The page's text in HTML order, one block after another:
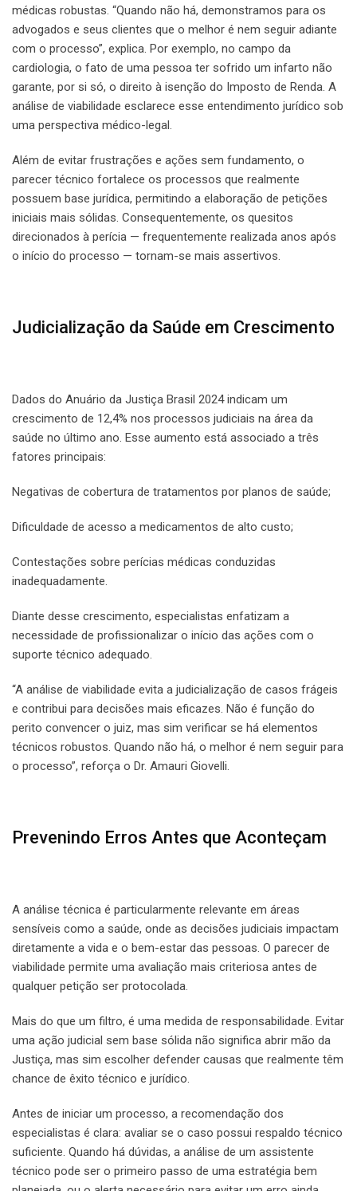
médicas robustas. “Quando não há, demonstramos para os
advogados e seus clientes que o melhor é nem seguir adiante
com o processo”, explica. Por exemplo, no campo da
cardiologia, o fato de uma pessoa ter sofrido um infarto não
garante, por si só, o direito à isenção do Imposto de Renda. A
análise de viabilidade esclarece esse entendimento jurídico sob
uma perspectiva médico-legal.
Além de evitar frustrações e ações sem fundamento, o
parecer técnico fortalece os processos que realmente
possuem base jurídica, permitindo a elaboração de petições
iniciais mais sólidas. Consequentemente, os quesitos
direcionados à perícia — frequentemente realizada anos após
o início do processo — tornam-se mais assertivos.
Judicialização da Saúde em Crescimento
Dados do Anuário da Justiça Brasil 2024 indicam um
crescimento de 12,4% nos processos judiciais na área da
saúde no último ano. Esse aumento está associado a três
fatores principais:
Negativas de cobertura de tratamentos por planos de saúde;
Dificuldade de acesso a medicamentos de alto custo;
Contestações sobre perícias médicas conduzidas
inadequadamente.
Diante desse crescimento, especialistas enfatizam a
necessidade de profissionalizar o início das ações com o
suporte técnico adequado.
“A análise de viabilidade evita a judicialização de casos frágeis
e contribui para decisões mais eficazes. Não é função do
perito convencer o juiz, mas sim verificar se há elementos
técnicos robustos. Quando não há, o melhor é nem seguir para
o processo”, reforça o Dr. Amauri Giovelli.
Prevenindo Erros Antes que Aconteçam
A análise técnica é particularmente relevante em áreas
sensíveis como a saúde, onde as decisões judiciais impactam
diretamente a vida e o bem-estar das pessoas. O parecer de
viabilidade permite uma avaliação mais criteriosa antes de
qualquer petição ser protocolada.
Mais do que um filtro, é uma medida de responsabilidade. Evitar
uma ação judicial sem base sólida não significa abrir mão da
Justiça, mas sim escolher defender causas que realmente têm
chance de êxito técnico e jurídico.
Antes de iniciar um processo, a recomendação dos
especialistas é clara: avaliar se o caso possui respaldo técnico
suficiente. Quando há dúvidas, a análise de um assistente
técnico pode ser o primeiro passo de uma estratégia bem